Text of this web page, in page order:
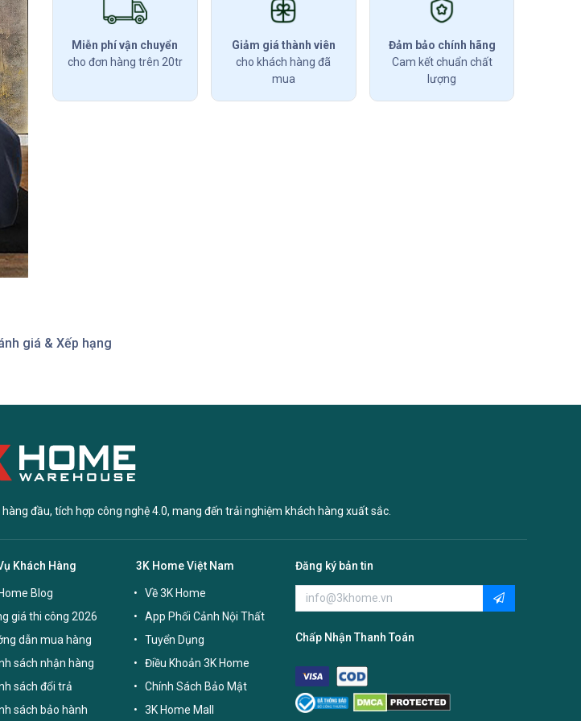
Miễn phí vận chuyển
cho đơn hàng trên 20tr
Giảm giá thành viên
cho khách hàng đã
mua
Đảm bảo chính hãng
Cam kết chuẩn chất
lượng
giá & Xếp hạng
đầu, tích hợp công nghệ 4.0, mang đến trải nghiệm khách hàng xuất sắc.
Khách Hàng
Blog
giá thi công 2026
dẫn mua hàng
sách nhận hàng
sách đổi trả
sách bảo hành
3K Home Việt Nam
Về 3K Home
App Phối Cảnh Nội Thất
Tuyển Dụng
Điều Khoản 3K Home
Chính Sách Bảo Mật
3K Home Mall
Đăng ký bản tin
Chấp Nhận Thanh Toán